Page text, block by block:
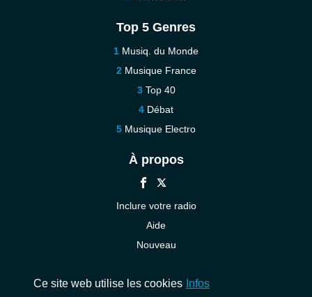
Top 5 Genres
Musiq. du Monde
Musique France
Top 40
Débat
Musique Electro
À propos
Inclure votre radio
Aide
Nouveau
Ce site web utilise les cookies Infos